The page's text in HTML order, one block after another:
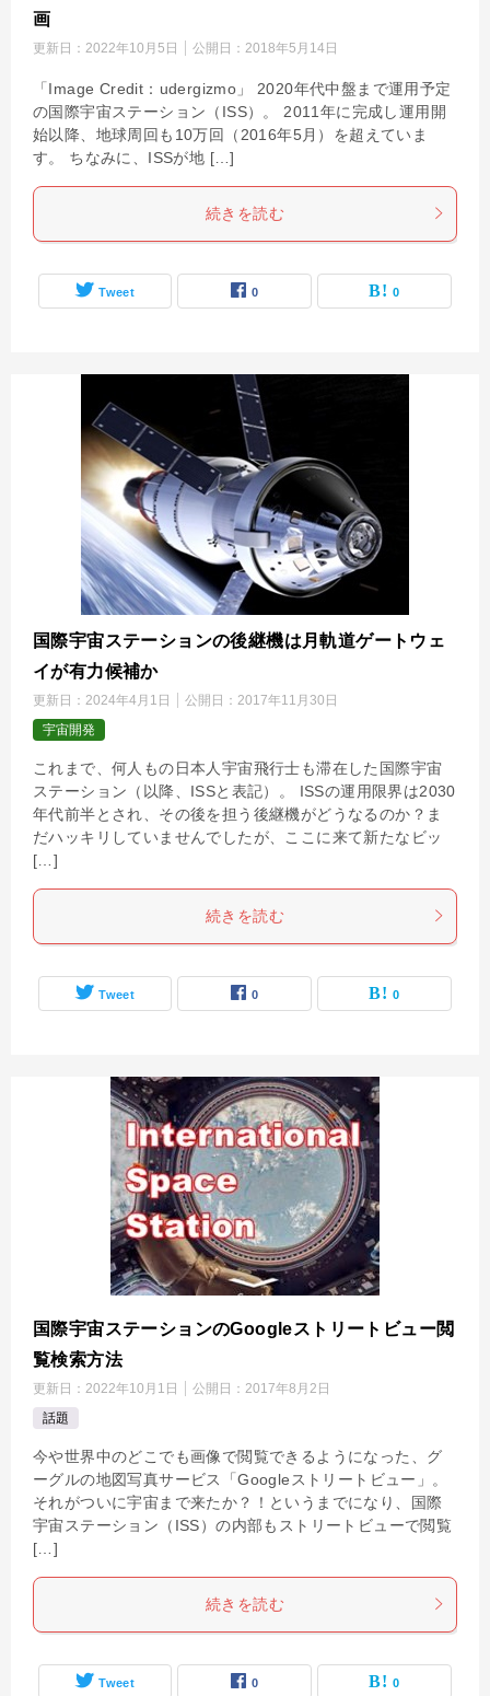
画
更新日： 2022年10月5日 公開日： 2018年5月14日
「Image Credit：udergizmo」 2020年代中盤まで運用予定
の国際宇宙ステーション（ISS）。 2011年に完成し運用開
始以降、地球周回も10万回（2016年5月）を超えていま
す。 ちなみに、ISSが地 […]
続きを読む
Tweet 0 0
国際宇宙ステーションの後継機は月軌道ゲートウェ
イが有力候補か
更新日： 2024年4月1日 公開日： 2017年11月30日
宇宙開発
これまで、何人もの日本人宇宙飛行士も滞在した国際宇宙
ステーション（以降、ISSと表記）。 ISSの運用限界は2030
年代前半とされ、その後を担う後継機がどうなるのか？ま
だハッキリしていませんでしたが、ここに来て新たなビッ
[…]
続きを読む
Tweet 0 0
国際宇宙ステーションのGoogleストリートビュー閲
覧検索方法
更新日： 2022年10月1日 公開日： 2017年8月2日
話題
今や世界中のどこでも画像で閲覧できるようになった、グ
ーグルの地図写真サービス「Googleストリートビュー」。
それがついに宇宙まで来たか？！というまでになり、国際
宇宙ステーション（ISS）の内部もストリートビューで閲覧
[…]
続きを読む
Tweet 0 0